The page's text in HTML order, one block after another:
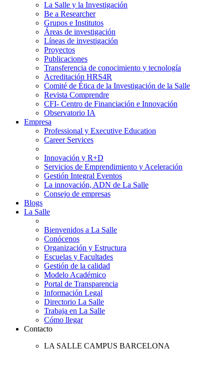
La Salle y la Investigación
Be a Researcher
Grupos e Institutos
Áreas de investigación
Líneas de investigación
Proyectos
Publicaciones
Transferencia de conocimiento y tecnología
Acreditación HRS4R
Comité de Ética de la Investigación de la Salle
Revista Comprendre
CFI- Centro de Financiación e Innovación
Observatorio IA
Empresa
Professional y Executive Education
Career Services
Innovación y R+D
Servicios de Emprendimiento y Aceleración
Gestión Integral Eventos
La innovación, ADN de La Salle
Consejo de empresas
Blogs
La Salle
Bienvenidos a La Salle
Conócenos
Organización y Estructura
Escuelas y Facultades
Gestión de la calidad
Modelo Académico
Portal de Transparencia
Información Legal
Directorio La Salle
Trabaja en La Salle
Cómo llegar
Contacto
LA SALLE CAMPUS BARCELONA